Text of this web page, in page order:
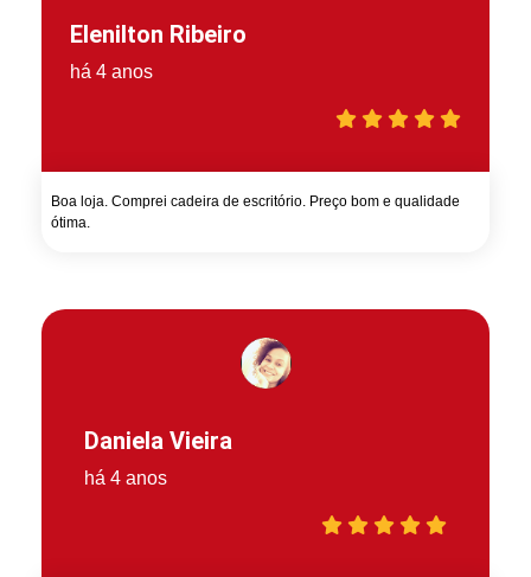
Elenilton Ribeiro
há 4 anos
Boa loja. Comprei cadeira de escritório. Preço bom e qualidade
ótima.
Daniela Vieira
há 4 anos